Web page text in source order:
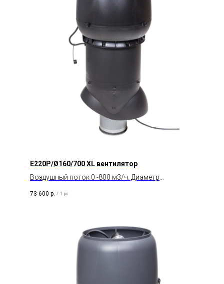
E220P/Ø160/700 XL вентилятор
Воздушный поток 0 -800 м3/ч. Диаметр
73 600 р. / 1 pc